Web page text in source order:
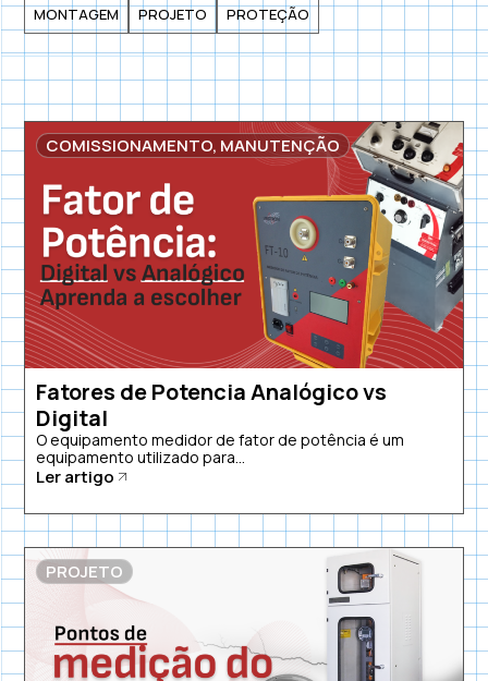
MONTAGEM
PROJETO PROTEÇÃO
COMISSIONAMENTO, MANUTENÇÃO
Fatores de Potencia Analógico vs
Digital
O equipamento medidor de fator de potência é um
equipamento utilizado para...
Ler artigo
PROJETO